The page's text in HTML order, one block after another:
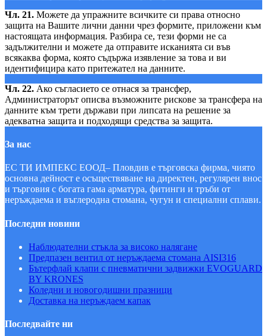
Чл. 21. Можете да упражните всичките си права относно
защита на Вашите лични данни чрез формите, приложени към
настоящата информация. Разбира се, тези форми не са
задължителни и можете да отправите исканията си във
всякаква форма, която съдържа изявление за това и ви
идентифицира като притежател на данните.
Чл. 22. Ако съгласието се отнася за трансфер,
Администраторът описва възможните рискове за трансфера на
данните към трети държави при липсата на решение за
адекватна защита и подходящи средства за защита.
За нас
ЕС ТИ ИМПЕКС ЕООД– Пловдив е търговска фирма, чиято
основна дейност е осъществяване на ди­рек­тен, регулярен внос
и търговия с богата гама арматура, фитинги и тръби от
неръждаема и въглеродна стомана, чугун и специални сплави.
Последни новини
Наблюдателни стъкла за високо налягане
Предпазен вентил от неръждаема стомана AISI316
Бътерфлай клапи с пневматични задвижки EVOGUARD
BY KRONES
Коледни и новогодишни празници
Доставка на неръждаем капак
Последвайте ни